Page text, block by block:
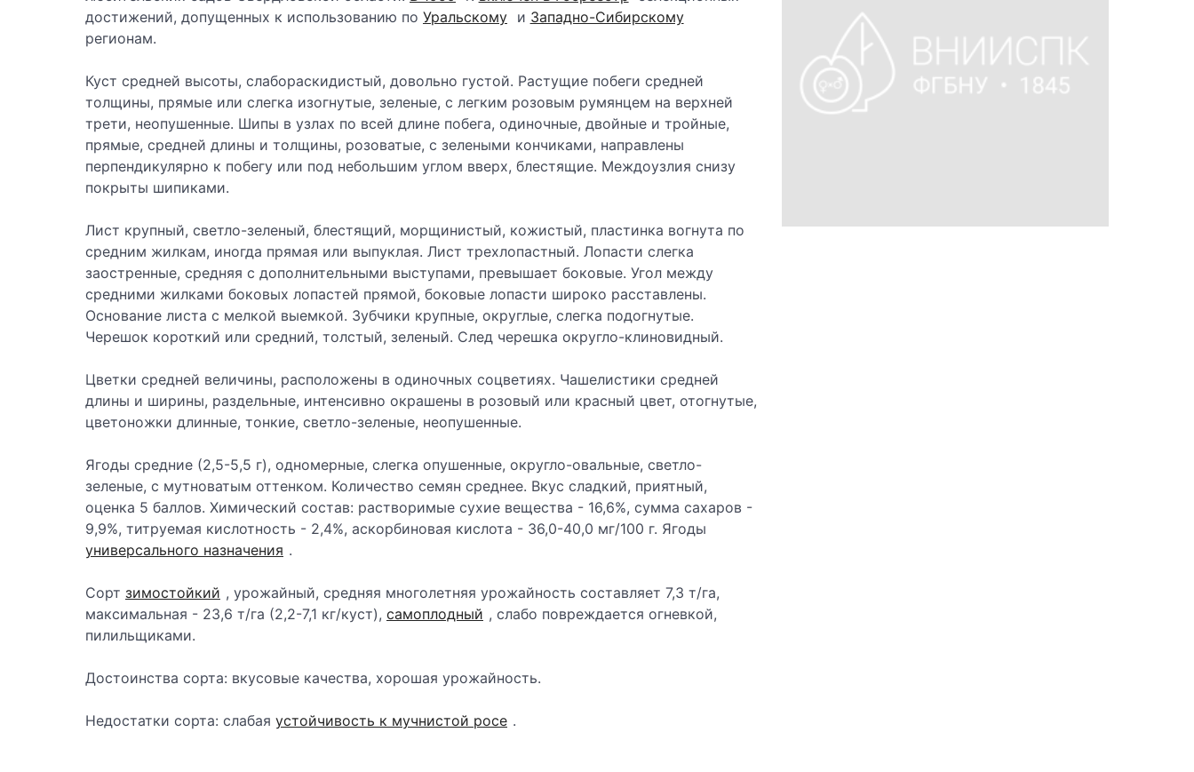
достижений, допущенных к использованию по Уральскому и Западно-Сибирскому
регионам.
Куст средней высоты, слабораскидистый, довольно густой. Растущие побеги средней
толщины, прямые или слегка изогнутые, зеленые, с легким розовым румянцем на верхней
трети, неопушенные. Шипы в узлах по всей длине побега, одиночные, двойные и тройные,
прямые, средней длины и толщины, розоватые, с зелеными кончиками, направлены
перпендикулярно к побегу или под небольшим углом вверх, блестящие. Междоузлия снизу
покрыты шипиками.
Лист крупный, светло-зеленый, блестящий, морщинистый, кожистый, пластинка вогнута по
средним жилкам, иногда прямая или выпуклая. Лист трехлопастный. Лопасти слегка
заостренные, средняя с дополнительными выступами, превышает боковые. Угол между
средними жилками боковых лопастей прямой, боковые лопасти широко расставлены.
Основание листа с мелкой выемкой. Зубчики крупные, округлые, слегка подогнутые.
Черешок короткий или средний, толстый, зеленый. След черешка округло-клиновидный.
Цветки средней величины, расположены в одиночных соцветиях. Чашелистики средней
длины и ширины, раздельные, интенсивно окрашены в розовый или красный цвет, отогнутые,
цветоножки длинные, тонкие, светло-зеленые, неопушенные.
Ягоды средние (2,5-5,5 г), одномерные, слегка опушенные, округло-овальные, светло-
зеленые, с мутноватым оттенком. Количество семян среднее. Вкус сладкий, приятный,
оценка 5 баллов. Химический состав: растворимые сухие вещества - 16,6%, сумма сахаров -
9,9%, титруемая кислотность - 2,4%, аскорбиновая кислота - 36,0-40,0 мг/100 г. Ягоды
универсального назначения .
Сорт зимостойкий , урожайный, средняя многолетняя урожайность составляет 7,3 т/га,
максимальная - 23,6 т/га (2,2-7,1 кг/куст), самоплодный , слабо повреждается огневкой,
пилильщиками.
Достоинства сорта: вкусовые качества, хорошая урожайность.
Недостатки сорта: слабая устойчивость к мучнистой росе .